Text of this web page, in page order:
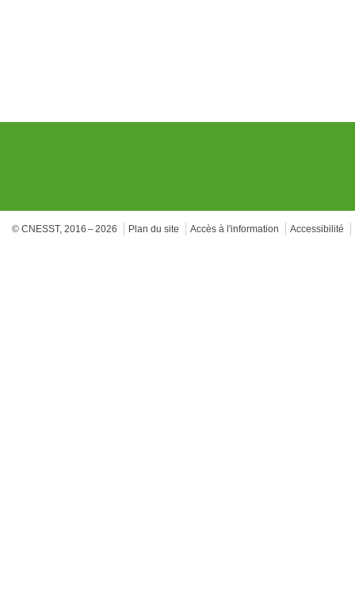
© CNESST, 2016 – 2026 Plan du site Accès à l'information Accessibilité